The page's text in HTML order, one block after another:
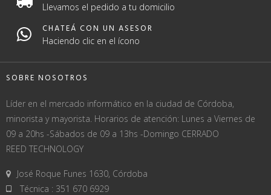
Llevamos el pedido a tu domicilio
CHATEÁ CON UN ASESOR
Haciendo clic en el ícono
SOBRE NOSOTROS
Líder en el mercado informático en la ciudad de Córdoba,
minorista y mayorista. Horarios de atención: Lunes a Viernes de
09 a 20hs -Sábados de 09 a 13hs -Domingo CERRADO
REED TECHNOLOGY
José Roque Funes 1630, Córdoba
Técnica : 351 670 6929